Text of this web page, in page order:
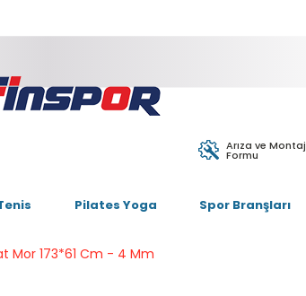
Arıza ve Montaj
Formu
Pilates Yoga Spor Branşları
Mor 173*61 Cm - 4 Mm